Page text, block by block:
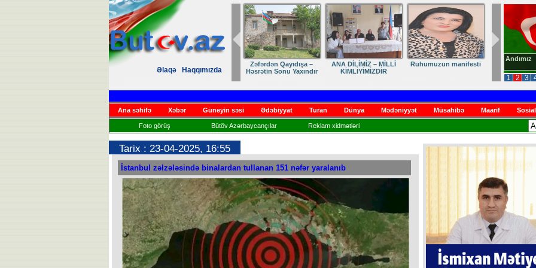
Əlaqə
Haqqımızda
1 2 3
Andımız
Zəfərdən Qayıdışa –
Həsrətin Sonu Yaxındır
ANA DİLİMİZ – MİLLİ
KİMLİYİMİZDİR
Ruhumuzun manifesti
Ana səhifə Xəbər Güneyin səsi Ədəbiyyat Turan Dünya Mədəniyyət Müsahibə Maarif
Foto görüş Bütöv Azərbaycançılar Reklam xidmətləri
Tarix : 23-04-2025, 16:55
İstanbul zəlzələsində binalardan tullanan 151 nəfər yaralanıb